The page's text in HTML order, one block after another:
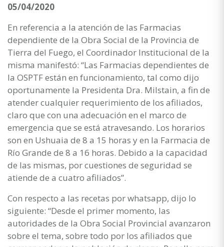
05/04/2020
En referencia a la atención de las Farmacias
dependiente de la Obra Social de la Provincia de
Tierra del Fuego, el Coordinador Institucional de la
misma manifestó: “Las Farmacias dependientes de
la OSPTF están en funcionamiento, tal como dijo
oportunamente la Presidenta Dra. Milstain, a fin de
atender cualquier requerimiento de los afiliados,
claro que con una adecuación en el marco de
emergencia que se está atravesando. Los horarios
son en Ushuaia de 8 a 15 horas y en la Farmacia de
Río Grande de 8 a 16 horas. Debido a la capacidad
de las mismas, por cuestiones de seguridad se
atiende de a cuatro afiliados”.
Con respecto a las recetas por whatsapp, dijo lo
siguiente: “Desde el primer momento, las
autoridades de la Obra Social Provincial avanzaron
sobre el tema, sobre todo por los afiliados que